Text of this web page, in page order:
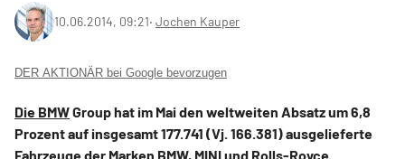
10.06.2014, 09:21‧ Jochen Kauper
DER AKTIONÄR bei Google bevorzugen
Die BMWGroup hat im Mai den weltweiten Absatz um 6,8
Prozent auf insgesamt 177.741 (Vj. 166.381) ausgelieferte
Fahrzeuge der Marken BMW, MINI und Rolls-Royce